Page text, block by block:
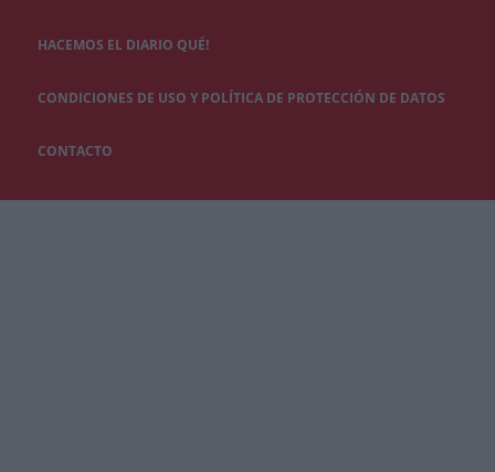
HACEMOS EL DIARIO QUÉ!
CONDICIONES DE USO Y POLÍTICA DE PROTECCIÓN DE DATOS
CONTACTO